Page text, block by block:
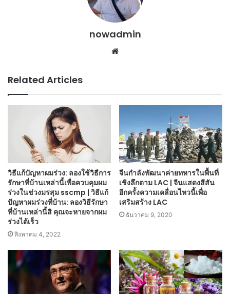
nowadmin
Website
Related Articles
วิธีแก้ปัญหาผมร่วง: ลองใช้วิธีการ
รักษาที่บ้านเหล่านี้เพื่อควบคุมผม
ร่วงในช่วงมรสุม sscmp | วิธีแก้
ปัญหาผมร่วงที่บ้าน: ลองวิธีรักษา
ที่บ้านเหล่านี้สิ คุณจะหายจากผม
ร่วงได้เร็ว
สิงหาคม 4, 2022
จีนกำลังพัฒนาค่ายทหารในพื้นที่
เชิงลึกตาม LAC | จีนแสดงสีสัน
อีกครั้งความเคลื่อนไหวนี้เพื่อ
เสริมสร้าง LAC
ธันวาคม 9, 2020